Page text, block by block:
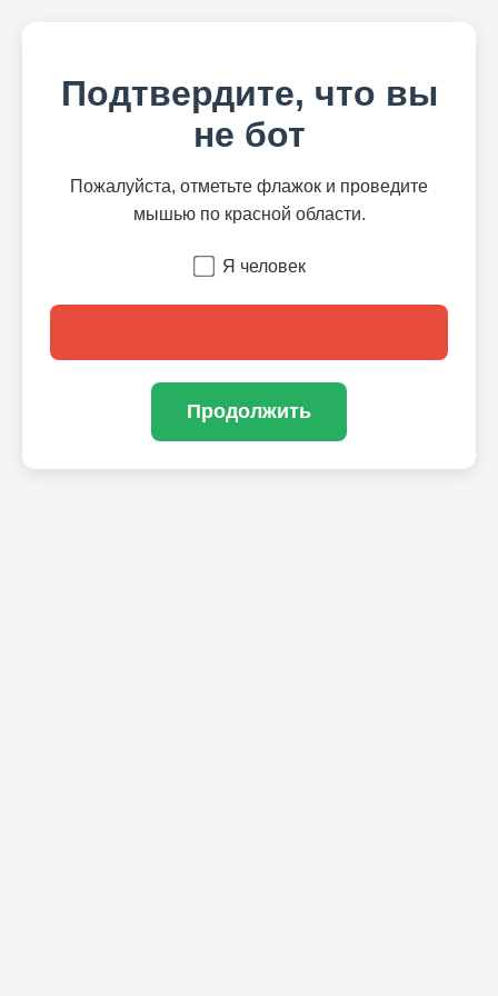
Подтвердите, что вы
не бот
Пожалуйста, отметьте флажок и проведите
мышью по красной области.
Я человек
Продолжить